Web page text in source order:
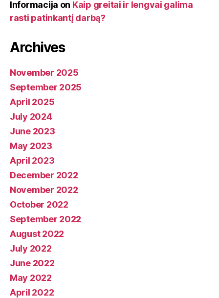
Informacija on Kaip greitai ir lengvai galima
rasti patinkantį darbą?
Archives
November 2025
September 2025
April 2025
July 2024
June 2023
May 2023
April 2023
December 2022
November 2022
October 2022
September 2022
August 2022
July 2022
June 2022
May 2022
April 2022